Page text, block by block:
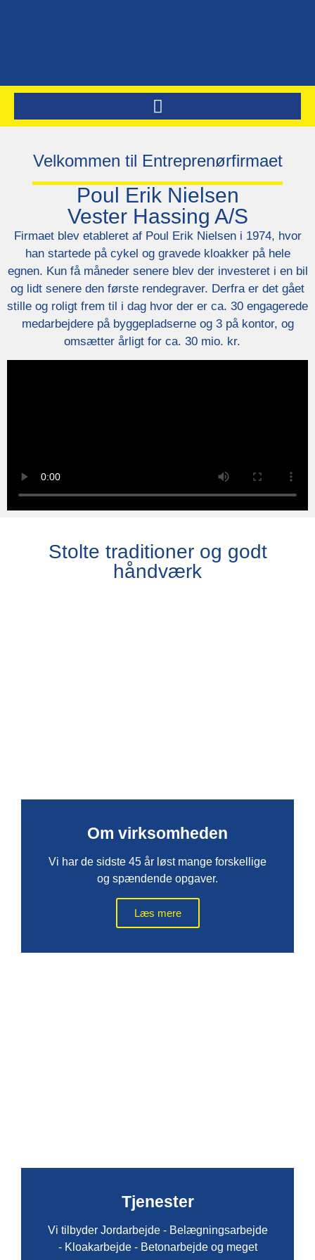
Velkommen til Entreprenørfirmaet
Poul Erik Nielsen
Vester Hassing A/S
Firmaet blev etableret af Poul Erik Nielsen i 1974, hvor
han startede på cykel og gravede kloakker på hele
egnen. Kun få måneder senere blev der investeret i en bil
og lidt senere den første rendegraver. Derfra er det gået
stille og roligt frem til i dag hvor der er ca. 30 engagerede
medarbejdere på byggepladserne og 3 på kontor, og
omsætter årligt for ca. 30 mio. kr.
Stolte traditioner og godt
håndværk
Om virksomheden
Vi har de sidste 45 år løst mange forskellige
og spændende opgaver.
Læs mere
Tjenester
Vi tilbyder Jordarbejde - Belægningsarbejde
- Kloakarbejde - Betonarbejde og meget